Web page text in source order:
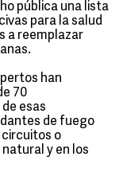
pública una lista
para la salud
a reemplazar
han
70
esas
de fuego
circuitos o
y en los